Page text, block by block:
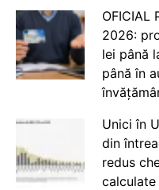
OFICIAL
2026:
lei până
până în
Unici în
din
redus